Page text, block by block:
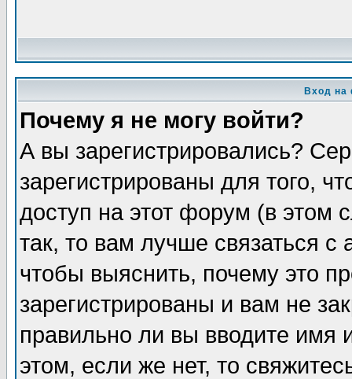
Вход на
Почему я не могу войти?
А вы зарегистрировались?
зарегистрированы для того,
доступ на этот форум (в этом
так, то вам лучше связаться
чтобы выяснить, почему это
зарегистрированы и вам не
правильно ли вы вводите
этом, если же нет, то